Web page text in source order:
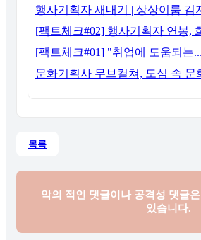
목록
악의 적인 댓글이나 공격성 댓글은
있습니다.